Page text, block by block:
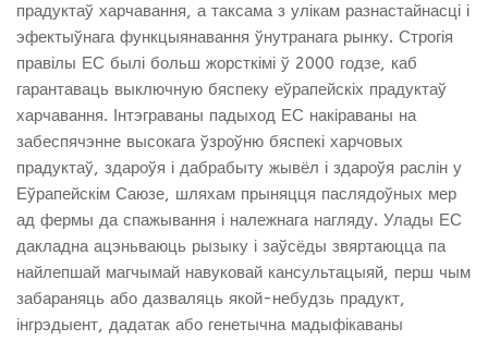
прадуктаў харчавання, а таксама з улікам разнастайнасці і
эфектыўнага функцыянавання ўнутранага рынку. Строгія
правілы ЕС былі больш жорсткімі ў 2000 годзе, каб
гарантаваць выключную бяспеку еўрапейскіх прадуктаў
харчавання. Інтэграваны падыход ЕС накіраваны на
забеспячэнне высокага ўзроўню бяспекі харчовых
прадуктаў, здароўя і дабрабыту жывёл і здароўя раслін у
Еўрапейскім Саюзе, шляхам прыняцця паслядоўных мер
ад фермы да спажывання і належнага нагляду. Улады ЕС
дакладна ацэньваюць рызыку і заўсёды звяртаюцца па
найлепшай магчымай навуковай кансультацыяй, перш чым
забараняць або дазваляць якой-небудзь прадукт,
інгрэдыент, дадатак або генетычна мадыфікаваны